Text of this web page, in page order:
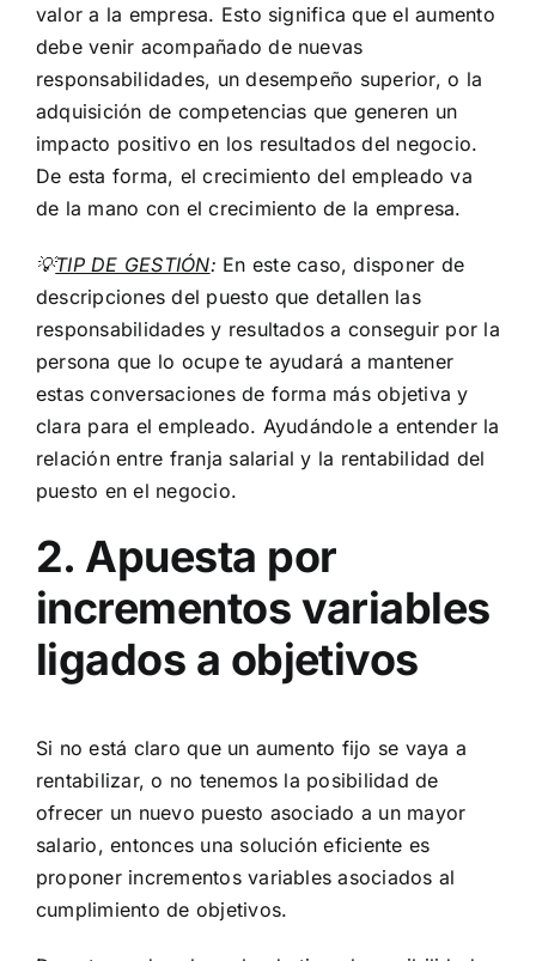
valor a la empresa. Esto significa que el aumento
debe venir acompañado de nuevas
responsabilidades, un desempeño superior, o la
adquisición de competencias que generen un
impacto positivo en los resultados del negocio.
De esta forma, el crecimiento del empleado va
de la mano con el crecimiento de la empresa.
💡TIP DE GESTIÓN: En este caso, disponer de
descripciones del puesto que detallen las
responsabilidades y resultados a conseguir por la
persona que lo ocupe te ayudará a mantener
estas conversaciones de forma más objetiva y
clara para el empleado. Ayudándole a entender la
relación entre franja salarial y la rentabilidad del
puesto en el negocio.
2. Apuesta por
incrementos variables
ligados a objetivos
Si no está claro que un aumento fijo se vaya a
rentabilizar, o no tenemos la posibilidad de
ofrecer un nuevo puesto asociado a un mayor
salario, entonces una solución eficiente es
proponer incrementos variables asociados al
cumplimiento de objetivos.